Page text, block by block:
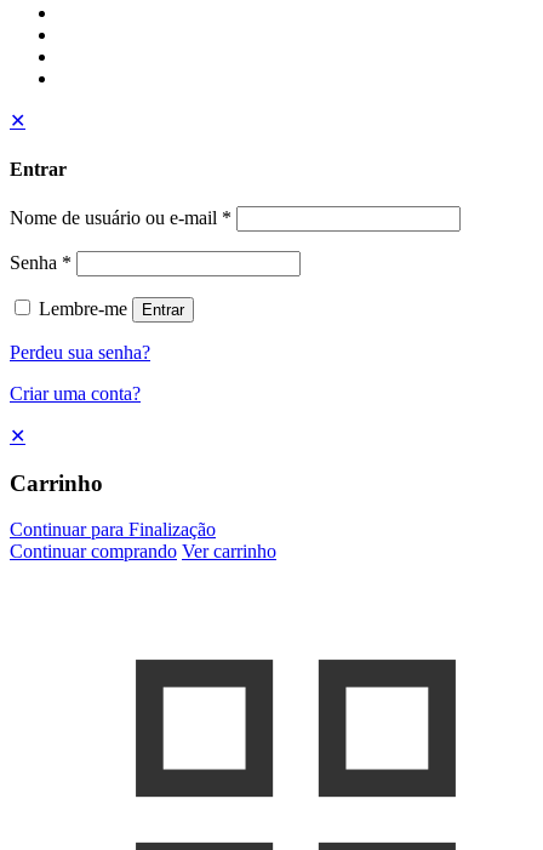
✕
Entrar
Nome de usuário ou e-mail *
Senha *
Lembre-me Entrar
Perdeu sua senha?
Criar uma conta?
✕
Carrinho
Continuar para Finalização
Continuar comprando Ver carrinho